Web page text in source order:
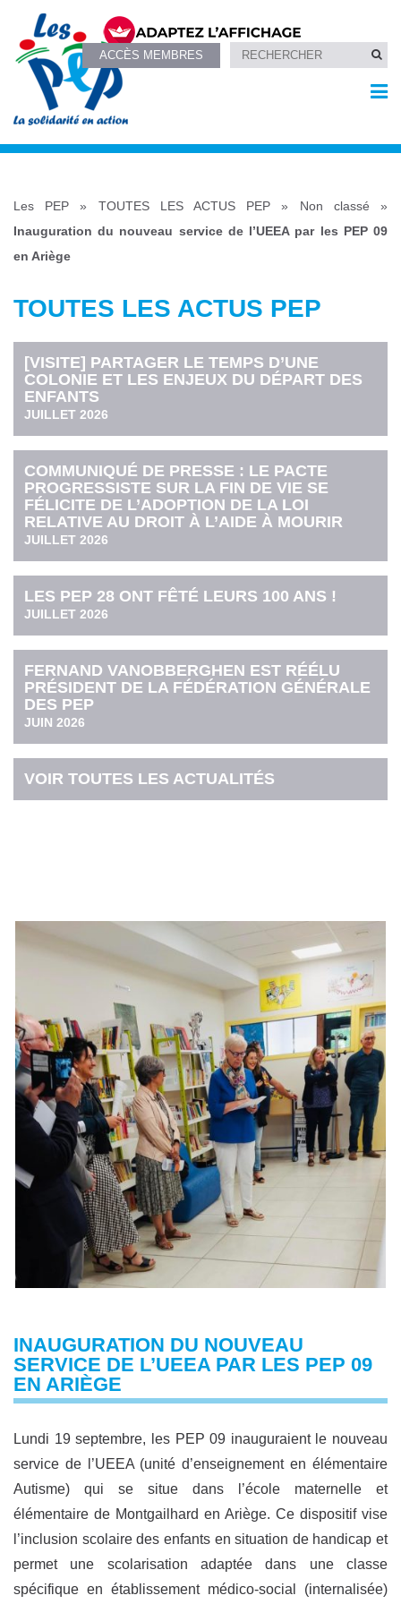
ACCÈS MEMBRES
Les PEP » TOUTES LES ACTUS PEP » Non classé »
Inauguration du nouveau service de l’UEEA par les PEP 09
en Ariège
TOUTES LES ACTUS PEP
[VISITE] PARTAGER LE TEMPS D’UNE
COLONIE ET LES ENJEUX DU DÉPART DES
ENFANTS
JUILLET 2026
COMMUNIQUÉ DE PRESSE : LE PACTE
PROGRESSISTE SUR LA FIN DE VIE SE
FÉLICITE DE L’ADOPTION DE LA LOI
RELATIVE AU DROIT À L’AIDE À MOURIR
JUILLET 2026
LES PEP 28 ONT FÊTÉ LEURS 100 ANS !
JUILLET 2026
FERNAND VANOBBERGHEN EST RÉÉLU
PRÉSIDENT DE LA FÉDÉRATION GÉNÉRALE
DES PEP
JUIN 2026
VOIR TOUTES LES ACTUALITÉS
INAUGURATION DU NOUVEAU
SERVICE DE L’UEEA PAR LES PEP 09
EN ARIÈGE
Lundi 19 septembre, les PEP 09 inauguraient le nouveau
service de l’UEEA (unité d’enseignement en élémentaire
Autisme) qui se situe dans l’école maternelle et
élémentaire de Montgailhard en Ariège. Ce dispositif vise
l’inclusion scolaire des enfants en situation de handicap et
permet une scolarisation adaptée dans une classe
spécifique en établissement médico-social (internalisée)